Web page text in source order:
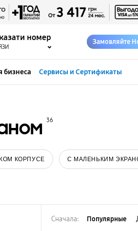
номер Замовляйте
бизнеса Сервисы и Сертификаты
36
КОРПУСЕ С МАЛЕНЬКИМ
Сначала: Популярные